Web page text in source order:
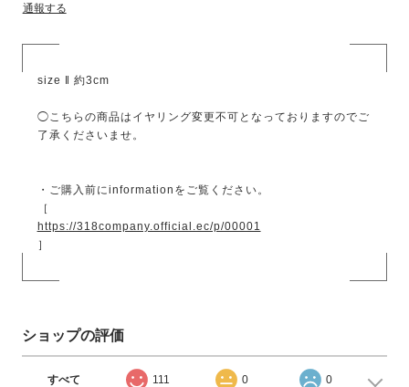
通報する
size ‖ 約3cm
◯こちらの商品はイヤリング変更不可となっておりますのでご
了承くださいませ。
・ご購入前にinformationをご覧ください。
［
https://318company.official.ec/p/00001
］
ショップの評価
すべて 111 0 0